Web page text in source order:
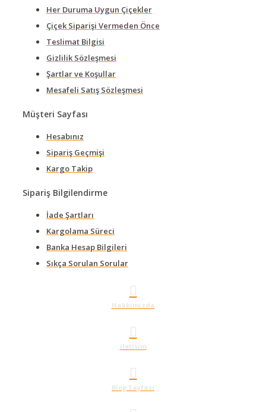
Her Duruma Uygun Çiçekler
Çiçek Siparişi Vermeden Önce
Teslimat Bilgisi
Gizlilik Sözleşmesi
Şartlar ve Koşullar
Mesafeli Satış Sözleşmesi
Müşteri Sayfası
Hesabınız
Sipariş Geçmişi
Kargo Takip
Sipariş Bilgilendirme
İade Şartları
Kargolama Süreci
Banka Hesap Bilgileri
Sıkça Sorulan Sorular
Hakkımızda
iletisim
Blog Sayfası